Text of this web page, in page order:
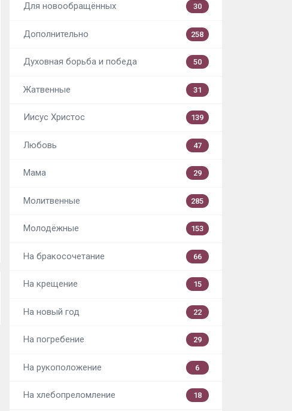
Для новообращённых 30
Дополнительно 258
Духовная борьба и победа 50
Жатвенные 31
Иисус Христос 139
Любовь 47
Мама 29
Молитвенные 285
Молодёжные 153
На бракосочетание 66
На крещение 15
На новый год 22
На погребение 29
На рукоположение 6
На хлебопреломление 18